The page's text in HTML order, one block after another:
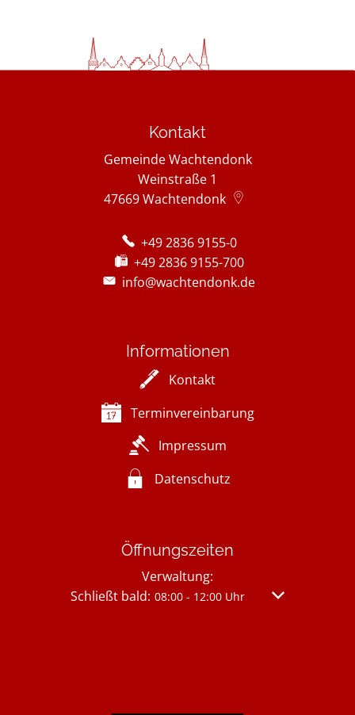
Kontakt
Gemeinde Wachtendonk
Weinstraße 1
47669Wachtendonk
+49 2836 9155-0
+49 2836 9155-700
info@wachtendonk.de
Informationen
Kontakt
Terminvereinbarung
Impressum
Datenschutz
Öffnungszeiten
Verwaltung:
Klicken, um weitere Öffnungs- oder
Schließt bald: 08:00 - 12:00 Uhr Von 08:00 bis